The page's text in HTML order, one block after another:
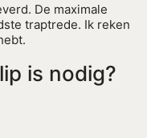
De maximale
traptrede. Ik reken
is nodig?